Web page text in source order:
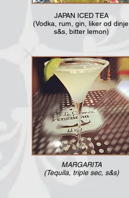
JAPAN ICED TEA
(Vodka, rum, gin, liker od dinje,
s&s, bitter lemon)
MARGARITA
(Tequila, triple sec, s&s)